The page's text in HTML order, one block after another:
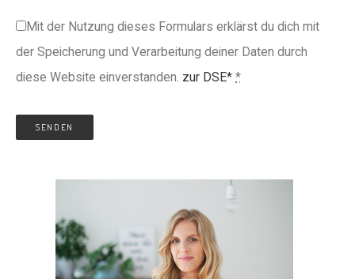
Mit der Nutzung dieses Formulars erklärst du dich mit
der Speicherung und Verarbeitung deiner Daten durch
diese Website einverstanden. zur DSE* *